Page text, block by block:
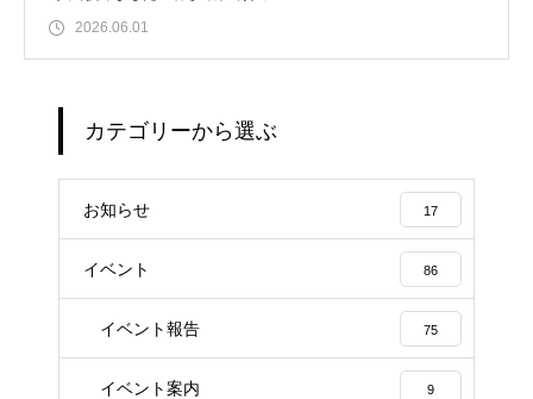
2026.06.01
カテゴリーから選ぶ
お知らせ 17
イベント 86
イベント報告 75
イベント案内 9